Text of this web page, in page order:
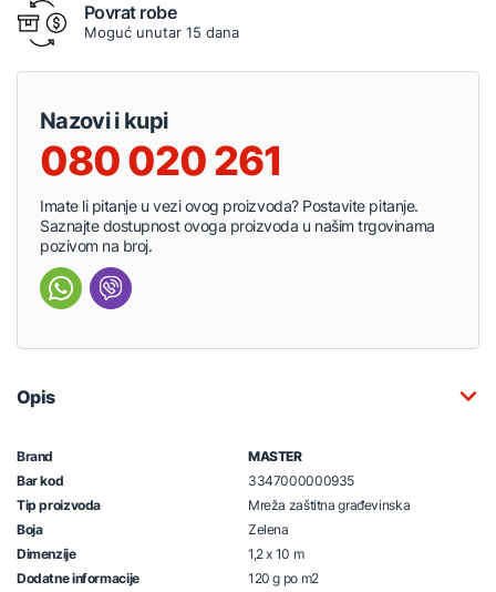
Povrat robe
Moguć unutar 15 dana
Nazovi i kupi
080 020 261
Imate li pitanje u vezi ovog proizvoda? Postavite pitanje.
Saznajte dostupnost ovoga proizvoda u našim trgovinama
pozivom na broj.
Opis
Brand
MASTER
Bar kod
3347000000935
Tip proizvoda
Mreža zaštitna građevinska
Boja
Zelena
Dimenzije
1,2 x 10 m
Dodatne informacije
120 g po m2